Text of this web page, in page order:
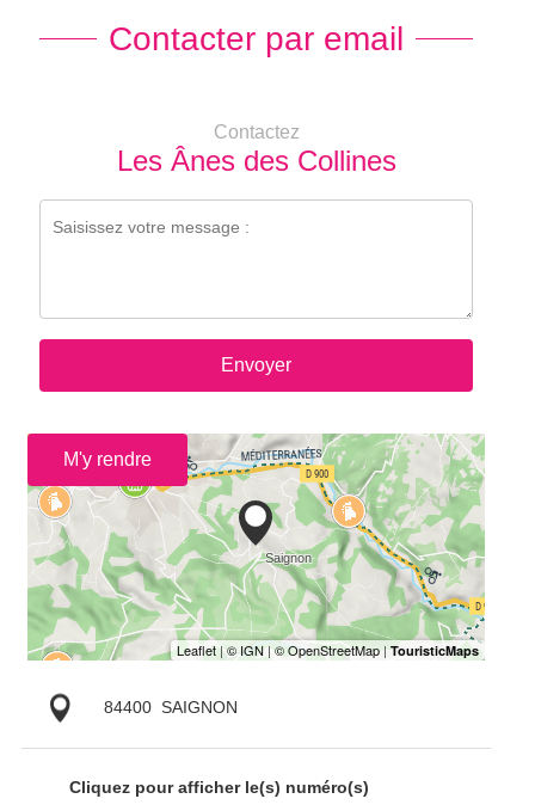
Contacter par email
Contactez
Les Ânes des Collines
Envoyer
M'y rendre
84400 SAIGNON
Cliquez pour afficher le(s) numéro(s)